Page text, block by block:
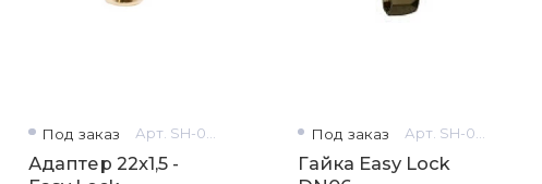
Под заказ
Адаптер 22x1,5 -
Под заказ
Гайка Easy Lock